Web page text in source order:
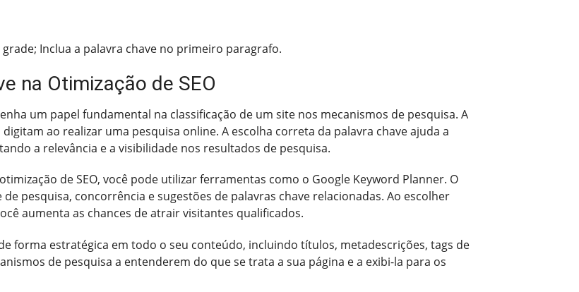
Inclua a palavra chave no primeiro paragrafo.
na Otimização de SEO
um papel fundamental na classificação de um site nos mecanismos de pesquisa. A
ao realizar uma pesquisa online. A escolha correta da palavra chave ajuda a
a relevância e a visibilidade nos resultados de pesquisa.
de SEO, você pode utilizar ferramentas como o Google Keyword Planner. O
pesquisa, concorrência e sugestões de palavras chave relacionadas. Ao escolher
aumenta as chances de atrair visitantes qualificados.
forma estratégica em todo o seu conteúdo, incluindo títulos, metadescrições, tags de
de pesquisa a entenderem do que se trata a sua página e a exibi-la para os